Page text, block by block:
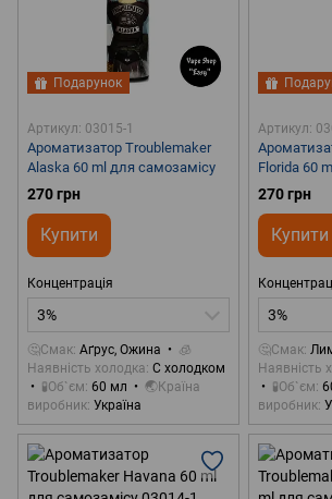
Подарунок
Артикул: 03015-1
Ароматизатор Troublemaker
Alaska 60 ml для самозамісу
270 грн
Купити
Концентрація
3%
🤔Смак Аґрус, Ожина
🧊
Наявність холодка С холодком
🧪Об`єм 60 мл
🌏Країна
виробник Україна
Артикул:
Florida 60
270 грн
Купити
3%
🤔Смак
Наявність
🧪Об`єм
виробник